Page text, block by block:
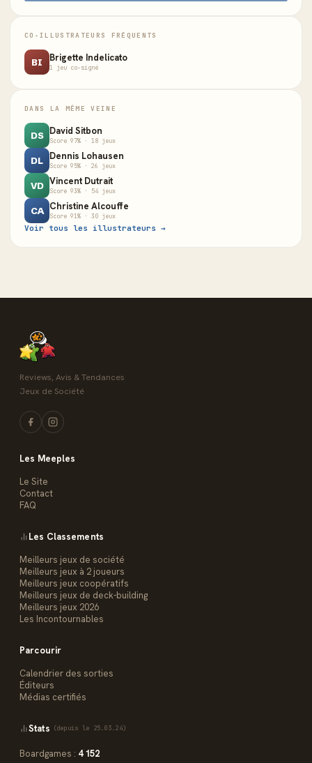
CO-ILLUSTRATEURS FRÉQUENTS
BI Brigette Indelicato
1 jeu co-signé
DANS LA MÊME VEINE
DS David Sitbon
Score 97% · 18 jeux
DL Dennis Lohausen
Score 95% · 26 jeux
VD Vincent Dutrait
Score 93% · 54 jeux
CA Christine Alcouffe
Score 91% · 30 jeux
Voir tous les illustrateurs →
Reviews, Avis & Tendances
Jeux de Société
Les Meeples
Le Site
Contact
FAQ
Les Classements
Meilleurs jeux de société
Meilleurs jeux à 2 joueurs
Meilleurs jeux coopératifs
Meilleurs jeux de deck-building
Meilleurs jeux 2026
Les Incontournables
Parcourir
Calendrier des sorties
Éditeurs
Médias certifiés
Stats (depuis le 25.03.24)
Boardgames : 4 152